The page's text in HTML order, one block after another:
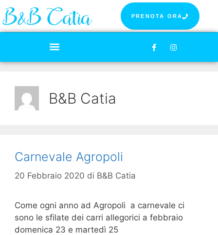
PRENOTA ORA
B&B Catia
Carnevale Agropoli
20 Febbraio 2020 di B&B Catia
Come ogni anno ad Agropoli a carnevale ci
sono le sfilate dei carri allegorici a febbraio
domenica 23 e martedì 25